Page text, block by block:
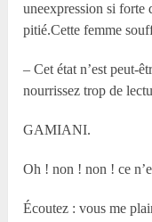
uneexpression si forte
pitié.Cette femme
– Cet état n’est peut-
nourrissez trop de
GAMIANI.
Oh ! non ! non ! ce
Écoutez : vous me